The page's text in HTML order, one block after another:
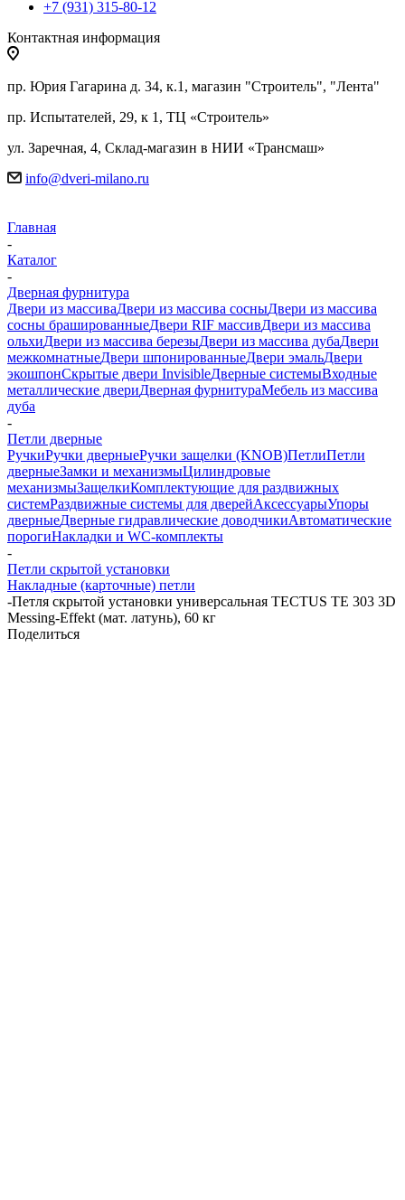
+7 (931) 315-80-12
Контактная информация
пр. Юрия Гагарина д. 34, к.1, магазин "Строитель", "Лента"
пр. Испытателей, 29, к 1, ТЦ «Строитель»
ул. Заречная, 4, Склад-магазин в НИИ «Трансмаш»
info@dveri-milano.ru
Главная
-
Каталог
-
Дверная фурнитура
Двери из массиваДвери из массива сосныДвери из массива
сосны брашированныеДвери RIF массивДвери из массива
ольхиДвери из массива березыДвери из массива дубаДвери
межкомнатныеДвери шпонированныеДвери эмальДвери
экошпонСкрытые двери InvisibleДверные системыВходные
металлические двериДверная фурнитураМебель из массива
дуба
-
Петли дверные
РучкиРучки дверныеРучки защелки (KNOB)ПетлиПетли
дверныеЗамки и механизмыЦилиндровые
механизмыЗащелкиКомплектующие для раздвижных
системРаздвижные системы для дверейАксессуарыУпоры
дверныеДверные гидравлические доводчикиАвтоматические
порогиНакладки и WC-комплекты
-
Петли скрытой установки
Накладные (карточные) петли
-Петля скрытой установки универсальная TECTUS TE 303 3D
Messing-Effekt (мат. латунь), 60 кг
Поделиться